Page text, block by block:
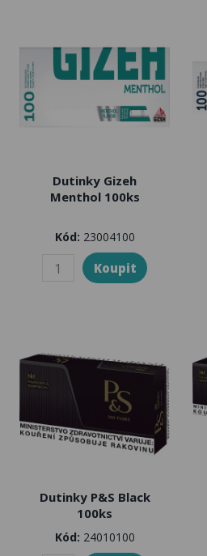
Dutinky Gizeh
Menthol 100ks
Kód: 23004100
Dutinky P&S Black
100ks
Kód: 24010100